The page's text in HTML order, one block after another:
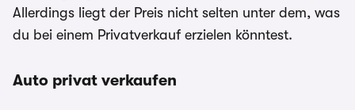
Allerdings liegt der Preis nicht selten unter dem, was
du bei einem Privatverkauf erzielen könntest.
Auto privat verkaufen